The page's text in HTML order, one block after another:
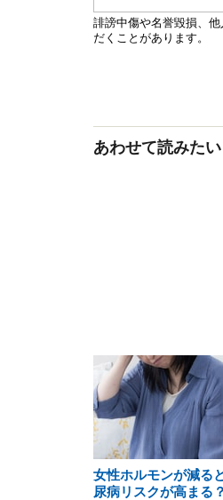
あわせて読みたい
女性ホルモンが減る
尿病リスクが高まる